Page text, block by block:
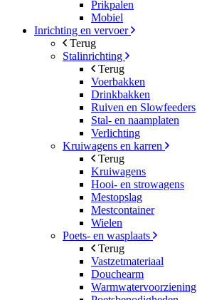
Prikpalen
Mobiel
Inrichting en vervoer
Terug
Stalinrichting
Terug
Voerbakken
Drinkbakken
Ruiven en Slowfeeders
Stal- en naamplaten
Verlichting
Kruiwagens en karren
Terug
Kruiwagens
Hooi- en strowagens
Mestopslag
Mestcontainer
Wielen
Poets- en wasplaats
Terug
Vastzetmateriaal
Douchearm
Warmwatervoorziening